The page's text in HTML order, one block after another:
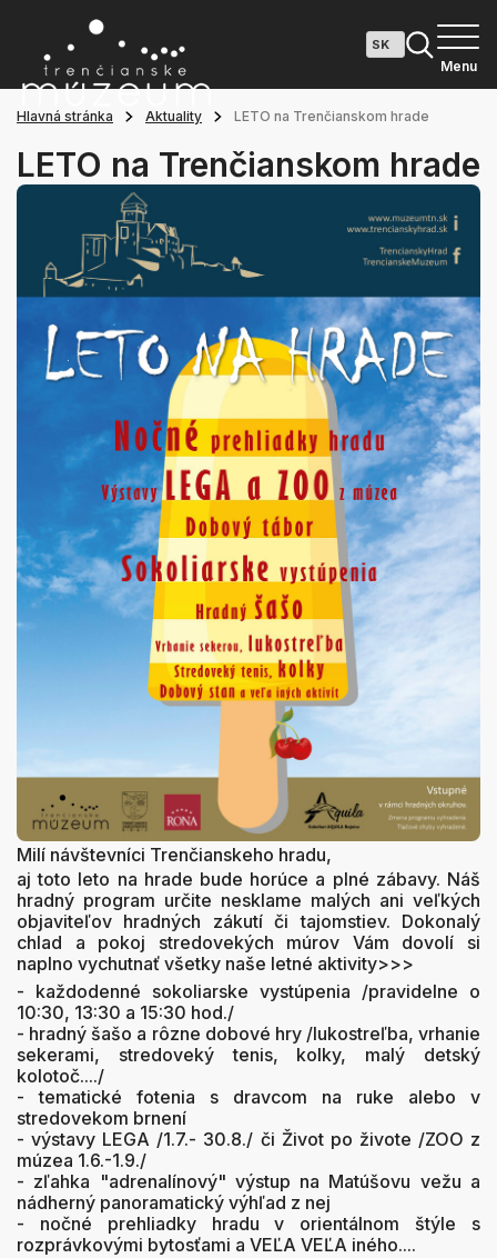
Menu
Hlavná stránka Aktuality LETO na Trenčianskom hrade
LETO na Trenčianskom hrade
Milí návštevníci Trenčianskeho hradu,
aj toto leto na hrade bude horúce a plné zábavy. Náš
hradný program určite nesklame malých ani veľkých
objaviteľov hradných zákutí či tajomstiev. Dokonalý
chlad a pokoj stredovekých múrov Vám dovolí si
naplno vychutnať všetky naše letné aktivity>>>
- každodenné sokoliarske vystúpenia /pravidelne o
10:30, 13:30 a 15:30 hod./
- hradný šašo a rôzne dobové hry /lukostreľba, vrhanie
sekerami, stredoveký tenis, kolky, malý detský
kolotoč..../
- tematické fotenia s dravcom na ruke alebo v
stredovekom brnení
- výstavy LEGA /1.7.- 30.8./ či Život po živote /ZOO z
múzea 1.6.-1.9./
- zľahka "adrenalínový" výstup na Matúšovu vežu a
nádherný panoramatický výhľad z nej
- nočné prehliadky hradu v orientálnom štýle s
rozprávkovými bytosťami a VEĽA VEĽA iného....